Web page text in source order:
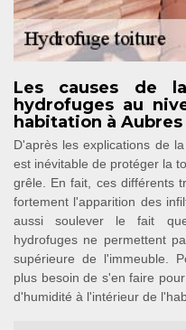
Les causes de
hydrofuges au
habitation à Aubres
D'après les explications de
est inévitable de protéger la
grêle. En fait, ces différents
fortement l'apparition des
aussi soulever le fait
hydrofuges ne permettent
supérieure de l'immeuble.
plus besoin de s'en faire
d'humidité à l'intérieur de